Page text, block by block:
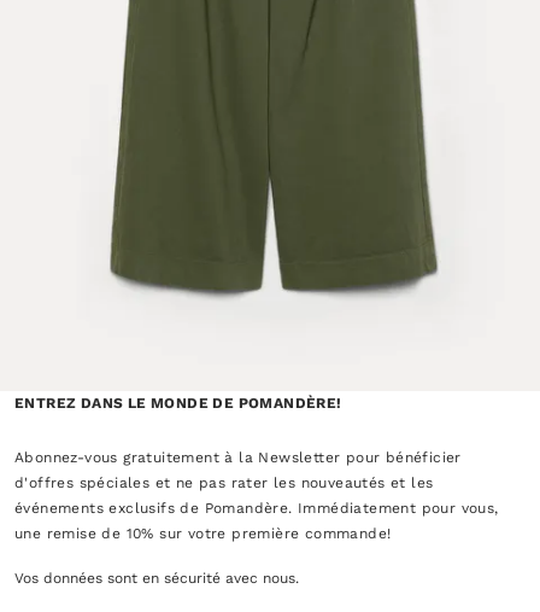
ENTREZ DANS LE MONDE DE POMANDÈRE!
Abonnez-vous gratuitement à la Newsletter pour bénéficier
d'offres spéciales et ne pas rater les nouveautés et les
événements exclusifs de Pomandère. Immédiatement pour vous,
une remise de 10% sur votre première commande!
Vos données sont en sécurité avec nous.